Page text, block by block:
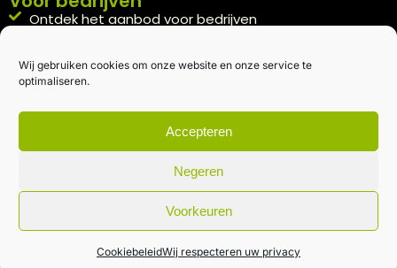
Wij gebruiken cookies om onze website en onze service te
optimaliseren.
Accepteren
Negeren
Voorkeuren
CookiebeleidWij respecteren uw privacy
Ontdek het aanbod voor bedrijven
Kennismakingspakket aanvragen
Blijft op de hoogte
Rechtstreeks van het veld naar je inbox.
Inschrijven nieuwsbrief
Algemene voorwaarden|Privacybeleid| gemaakt met door
creativitijd